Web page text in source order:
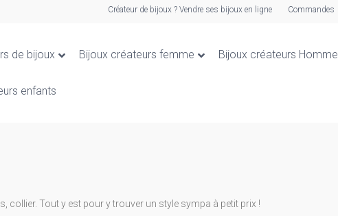
Créateur de bijoux ? Vendre ses bijoux en ligne Commandes
de bijoux Bijoux créateurs femme Bijoux créateurs Homme
enfants
collier. Tout y est pour y trouver un style sympa à petit prix !